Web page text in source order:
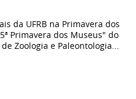
da UFRB na Primavera dos
Primavera dos Museus" do
Zoologia e Paleontologia...